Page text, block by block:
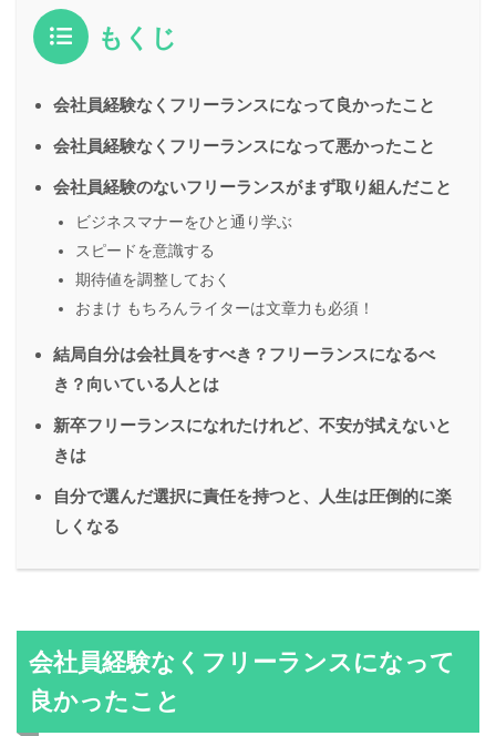
もくじ
会社員経験なくフリーランスになって良かったこと
会社員経験なくフリーランスになって悪かったこと
会社員経験のないフリーランスがまず取り組んだこと
ビジネスマナーをひと通り学ぶ
スピードを意識する
期待値を調整しておく
おまけ もちろんライターは文章力も必須！
結局自分は会社員をすべき？フリーランスになるべ
き？向いている人とは
新卒フリーランスになれたけれど、不安が拭えないと
きは
自分で選んだ選択に責任を持つと、人生は圧倒的に楽
しくなる
会社員経験なくフリーランスになって
良かったこと